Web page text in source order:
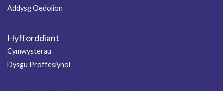
Addysg Oedolion
Hyfforddiant
Cymwysterau
Dysgu Proffesiynol